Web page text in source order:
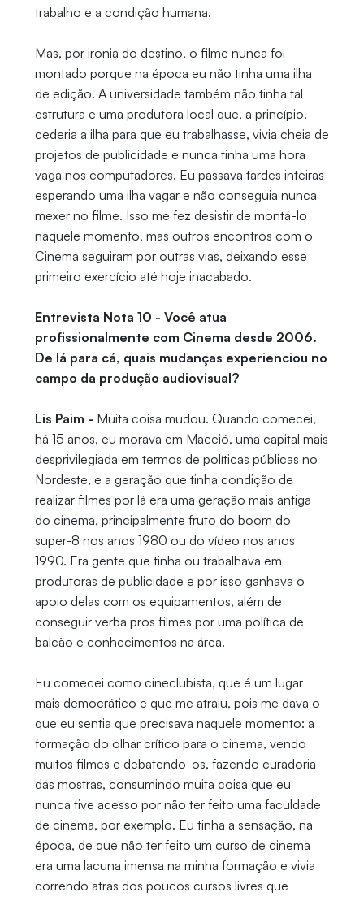
trabalho e a condição humana.
Mas, por ironia do destino, o filme nunca foi
montado porque na época eu não tinha uma ilha
de edição. A universidade também não tinha tal
estrutura e uma produtora local que, a princípio,
cederia a ilha para que eu trabalhasse, vivia cheia de
projetos de publicidade e nunca tinha uma hora
vaga nos computadores. Eu passava tardes inteiras
esperando uma ilha vagar e não conseguia nunca
mexer no filme. Isso me fez desistir de montá-lo
naquele momento, mas outros encontros com o
Cinema seguiram por outras vias, deixando esse
primeiro exercício até hoje inacabado.
Entrevista Nota 10 - Você atua
profissionalmente com Cinema desde 2006.
De lá para cá, quais mudanças experienciou no
campo da produção audiovisual?
Lis Paim - Muita coisa mudou. Quando comecei,
há 15 anos, eu morava em Maceió, uma capital mais
desprivilegiada em termos de políticas públicas no
Nordeste, e a geração que tinha condição de
realizar filmes por lá era uma geração mais antiga
do cinema, principalmente fruto do boom do
super-8 nos anos 1980 ou do vídeo nos anos
1990. Era gente que tinha ou trabalhava em
produtoras de publicidade e por isso ganhava o
apoio delas com os equipamentos, além de
conseguir verba pros filmes por uma política de
balcão e conhecimentos na área.
Eu comecei como cineclubista, que é um lugar
mais democrático e que me atraiu, pois me dava o
que eu sentia que precisava naquele momento: a
formação do olhar crítico para o cinema, vendo
muitos filmes e debatendo-os, fazendo curadoria
das mostras, consumindo muita coisa que eu
nunca tive acesso por não ter feito uma faculdade
de cinema, por exemplo. Eu tinha a sensação, na
época, de que não ter feito um curso de cinema
era uma lacuna imensa na minha formação e vivia
correndo atrás dos poucos cursos livres que